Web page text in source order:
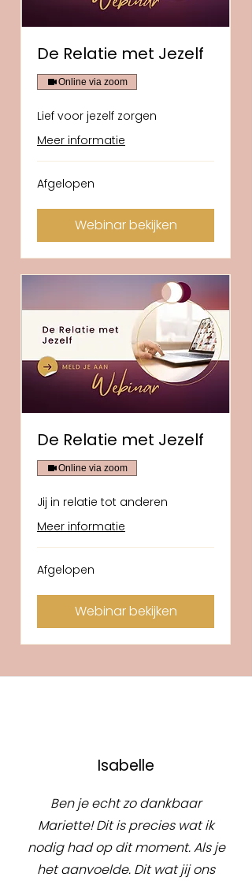
De Relatie met Jezelf
Online via zoom
Lief voor jezelf zorgen
Meer informatie
Afgelopen
Webinar bekijken
De Relatie met Jezelf
Online via zoom
Jij in relatie tot anderen
Meer informatie
Afgelopen
Webinar bekijken
Isabelle
Ben je echt zo dankbaar
Mariette! Dit is precies wat ik
nodig had op dit moment. Als je
het aanvoelde. Dit wat jij ons